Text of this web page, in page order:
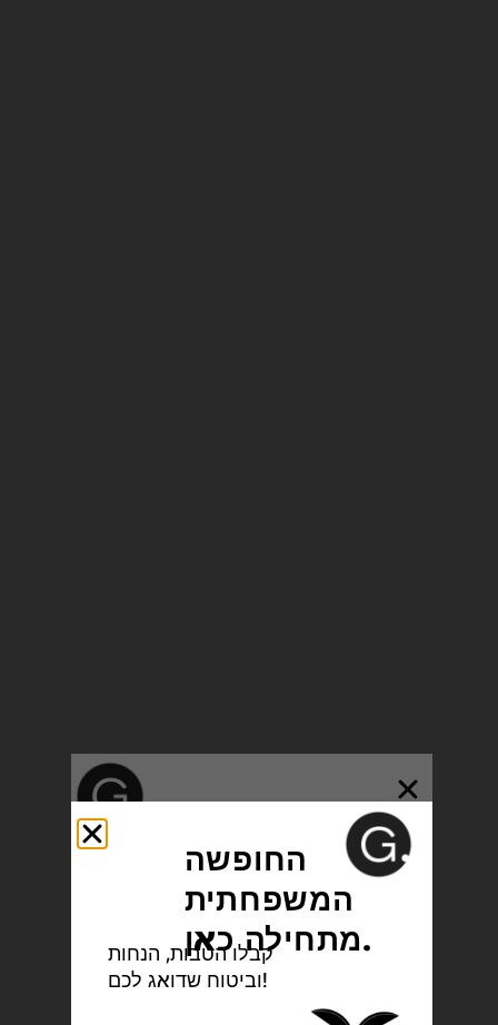
Your Family
Vacation Starts
Enjoy benefits, discounts
and insurance that takes
החופשה
המשפחתית
מתחילה כאן.
קבלו הטבות, הנחות
וביטוח שדואג לכם!